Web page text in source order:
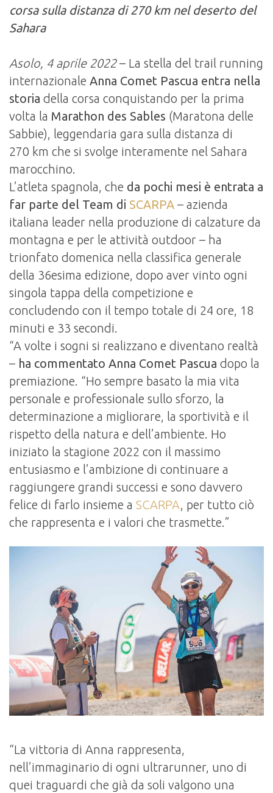
corsa sulla distanza di 270 km nel deserto del
Sahara
Asolo, 4 aprile 2022– La stella del trail running
internazionale Anna Comet Pascua entra nella
storia della corsa conquistando per la prima
volta la Marathon des Sables (Maratona delle
Sabbie), leggendaria gara sulla distanza di
270 km che si svolge interamente nel Sahara
marocchino.
L’atleta spagnola, che da pochi mesi è entrata a
far parte del Team di SCARPA – azienda
italiana leader nella produzione di calzature da
montagna e per le attività outdoor – ha
trionfato domenica nella classifica generale
della 36esima edizione, dopo aver vinto ogni
singola tappa della competizione e
concludendo con il tempo totale di 24 ore, 18
minuti e 33 secondi.
“A volte i sogni si realizzano e diventano realtà
– ha commentato Anna Comet Pascua dopo la
premiazione. “Ho sempre basato la mia vita
personale e professionale sullo sforzo, la
determinazione a migliorare, la sportività e il
rispetto della natura e dell’ambiente. Ho
iniziato la stagione 2022 con il massimo
entusiasmo e l’ambizione di continuare a
raggiungere grandi successi e sono davvero
felice di farlo insieme a SCARPA , per tutto ciò
che rappresenta e i valori che trasmette.”
“La vittoria di Anna rappresenta,
nell’immaginario di ogni ultrarunner, uno di
quei traguardi che già da soli valgono una